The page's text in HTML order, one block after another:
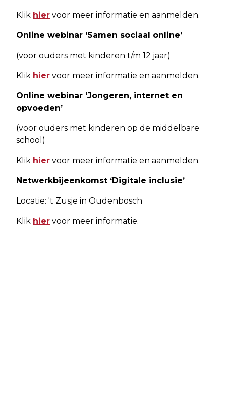
Klik hier voor meer informatie en aanmelden.
Online webinar ‘Samen sociaal online’
(voor ouders met kinderen t/m 12 jaar)
Klik hier voor meer informatie en aanmelden.
Online webinar ‘Jongeren, internet en
opvoeden’
(voor ouders met kinderen op de middelbare
school)
Klik hier voor meer informatie en aanmelden.
Netwerkbijeenkomst ‘Digitale inclusie’
Locatie: 't Zusje in Oudenbosch
Klik hier voor meer informatie.